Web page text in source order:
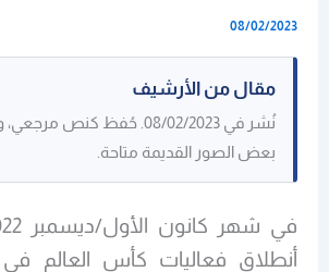
08/02/2023
مقال من الأرشيف
نُشر في 08/02/2023. حُفظ كنص
بعض الصور القديمة متاحة.
أنطلاق فعاليات كأس العالم